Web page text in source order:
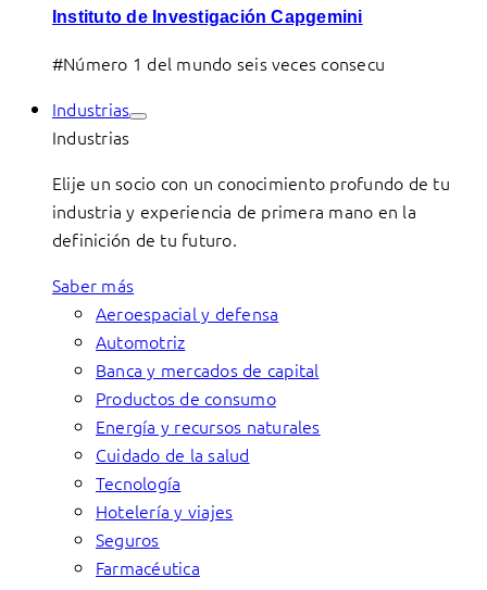
Instituto de Investigación Capgemini
#Número 1 del mundo seis veces consecu
Industrias
Industrias
Elije un socio con un conocimiento profundo de tu
industria y experiencia de primera mano en la
definición de tu futuro.
Saber más
Aeroespacial y defensa
Automotriz
Banca y mercados de capital
Productos de consumo
Energía y recursos naturales
Cuidado de la salud
Tecnología
Hotelería y viajes
Seguros
Farmacéutica